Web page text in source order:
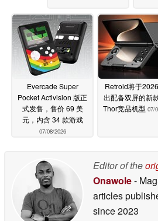
Evercade Super
Pocket Activision 版正
式发售，售价 69 美
元，内含 34 款游戏
07/08/2026
Retroid将于
出配备双屏的新
Thor竞品机型 07/
Editor of the
Onawole-
articles
since 2023